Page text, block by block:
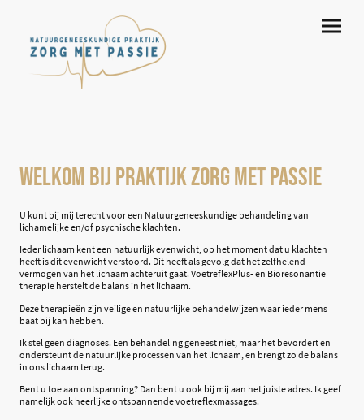
Welkom bij Praktijk zorg met Passie
U kunt bij mij terecht voor een Natuurgeneeskundige behandeling van
lichamelijke en/of psychische klachten.
Ieder lichaam kent een natuurlijk evenwicht, op het moment dat u klachten
heeft is dit evenwicht verstoord. Dit heeft als gevolg dat het zelfhelend
vermogen van het lichaam achteruit gaat. VoetreflexPlus- en Bioresonantie
therapie herstelt de balans in het lichaam.
Deze therapieën zijn veilige en natuurlijke behandelwijzen waar ieder mens
baat bij kan hebben.
Ik stel geen diagnoses. Een behandeling geneest niet, maar het bevordert en
ondersteunt de natuurlijke processen van het lichaam, en brengt zo de balans
in ons lichaam terug.
Bent u toe aan ontspanning? Dan bent u ook bij mij aan het juiste adres. Ik geef
namelijk ook heerlijke ontspannende voetreflexmassages.